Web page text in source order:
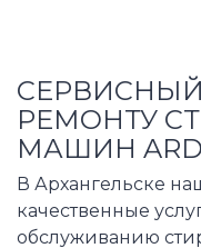
РЕМОНТУ
МАШИН
В Архангельске
качественные
обслуживанию